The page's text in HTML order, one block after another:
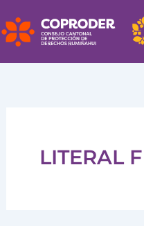
al
contenido
LITERAL F
por: